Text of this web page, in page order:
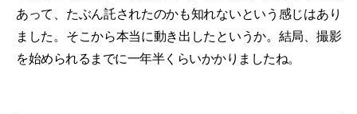
あって、たぶん託されたのかも知れないという感じはあり
ました。そこから本当に動き出したというか。結局、撮影
を始められるまでに一年半くらいかかりましたね。